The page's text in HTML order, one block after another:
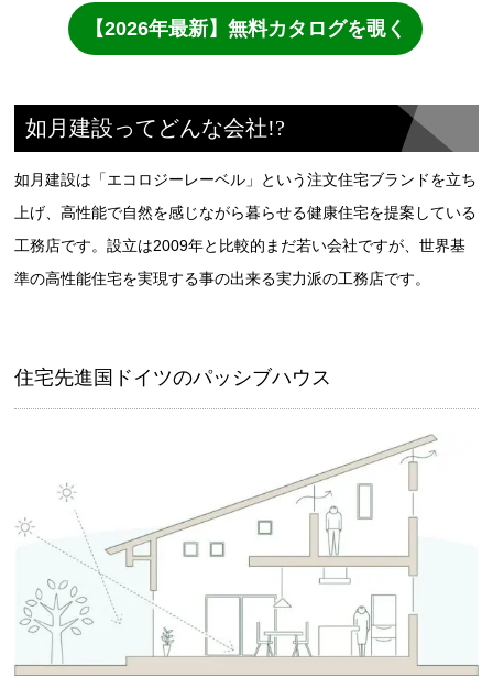
如月建設ってどんな会社!?
如月建設は「エコロジーレーベル」という注文住宅ブランドを立ち
上げ、高性能で自然を感じながら暮らせる健康住宅を提案している
工務店です。設立は2009年と比較的まだ若い会社ですが、世界基
準の高性能住宅を実現する事の出来る実力派の工務店です。
住宅先進国ドイツのパッシブハウス